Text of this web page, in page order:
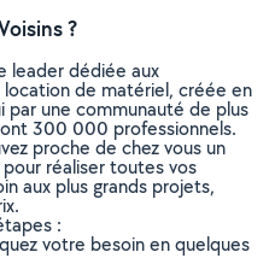
?
leader dédiée aux
de matériel, créée en
par une communauté de plus
300 000 professionnels.
proche de chez vous un
réaliser toutes vos
aux plus grands projets,
:
votre besoin en quelques